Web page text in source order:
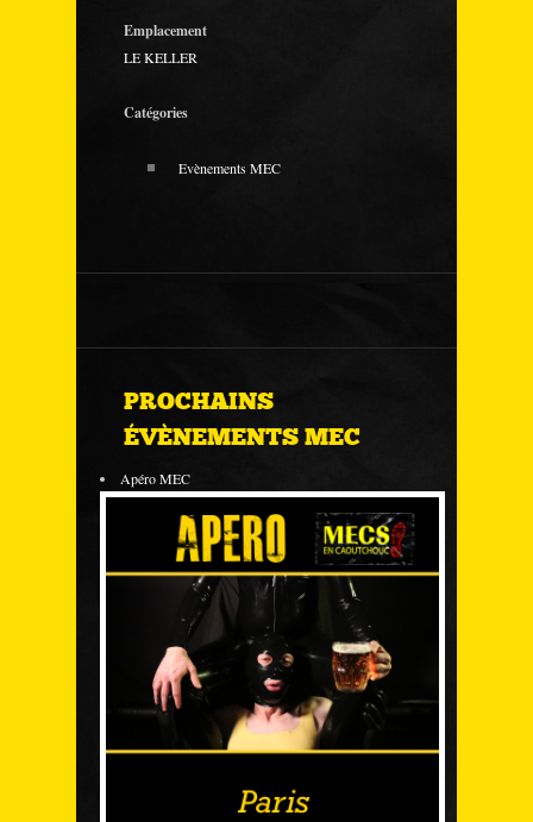
Emplacement
LE KELLER
Catégories
Evènements MEC
PROCHAINS
ÉVÈNEMENTS MEC
Apéro MEC